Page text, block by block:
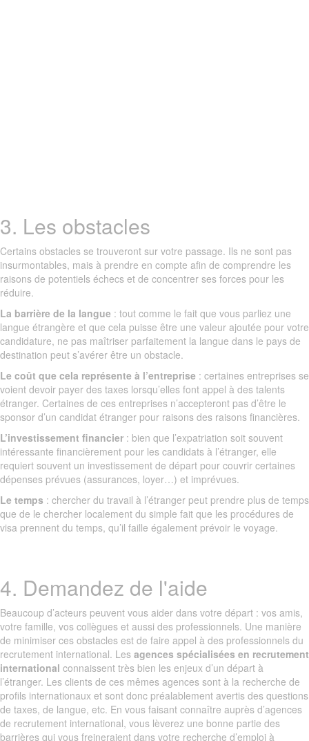
3. Les obstacles
Certains obstacles se trouveront sur votre passage. Ils ne sont pas
insurmontables, mais à prendre en compte afin de comprendre les
raisons de potentiels échecs et de concentrer ses forces pour les
réduire.
La barrière de la langue : tout comme le fait que vous parliez une
langue étrangère et que cela puisse être une valeur ajoutée pour votre
candidature, ne pas maîtriser parfaitement la langue dans le pays de
destination peut s’avérer être un obstacle.
Le coût que cela représente à l’entreprise : certaines entreprises se
voient devoir payer des taxes lorsqu’elles font appel à des talents
étranger. Certaines de ces entreprises n’accepteront pas d’être le
sponsor d’un candidat étranger pour raisons des raisons financières.
L’investissement financier : bien que l’expatriation soit souvent
intéressante financièrement pour les candidats à l’étranger, elle
requiert souvent un investissement de départ pour couvrir certaines
dépenses prévues (assurances, loyer…) et imprévues.
Le temps : chercher du travail à l’étranger peut prendre plus de temps
que de le chercher localement du simple fait que les procédures de
visa prennent du temps, qu’il faille également prévoir le voyage.
4. Demandez de l'aide
Beaucoup d’acteurs peuvent vous aider dans votre départ : vos amis,
votre famille, vos collègues et aussi des professionnels. Une manière
de minimiser ces obstacles est de faire appel à des professionnels du
recrutement international. Les agences spécialisées en recrutement
international connaissent très bien les enjeux d’un départ à
l’étranger. Les clients de ces mêmes agences sont à la recherche de
profils internationaux et sont donc préalablement avertis des questions
de taxes, de langue, etc. En vous faisant connaître auprès d’agences
de recrutement international, vous lèverez une bonne partie des
barrières qui vous freineraient dans votre recherche d’emploi à